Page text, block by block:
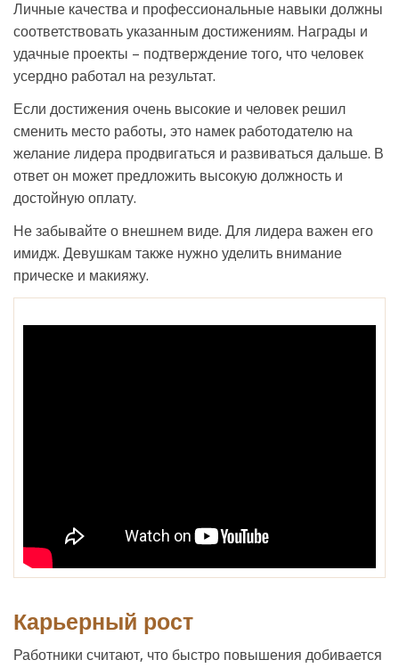
Личные качества и профессиональные навыки должны
соответствовать указанным достижениям. Награды и
удачные проекты – подтверждение того, что человек
усердно работал на результат.
Если достижения очень высокие и человек решил
сменить место работы, это намек работодателю на
желание лидера продвигаться и развиваться дальше. В
ответ он может предложить высокую должность и
достойную оплату.
Не забывайте о внешнем виде. Для лидера важен его
имидж. Девушкам также нужно уделить внимание
прическе и макияжу.
Карьерный рост
Работники считают, что быстро повышения добивается